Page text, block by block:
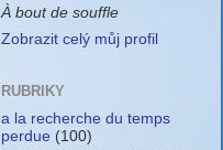
À bout de souffle
Zobrazit celý můj profil
RUBRIKY
a la recherche du temps
perdue (100)